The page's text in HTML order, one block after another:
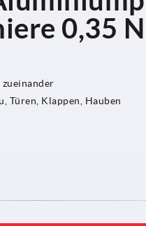
0,35
Türen, Klappen, Hauben